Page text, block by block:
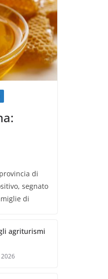
di
segnato
di
agriturismi